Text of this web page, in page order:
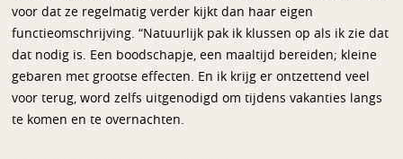
voor dat ze regelmatig verder kijkt dan haar eigen
functieomschrijving. “Natuurlijk pak ik klussen op als ik zie dat
dat nodig is. Een boodschapje, een maaltijd bereiden; kleine
gebaren met grootse effecten. En ik krijg er ontzettend veel
voor terug, word zelfs uitgenodigd om tijdens vakanties langs
te komen en te overnachten.